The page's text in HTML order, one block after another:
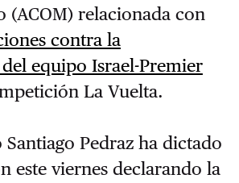
(ACOM) relacionada con
contra la
equipo Israel-Premier
La Vuelta.
Pedraz ha dictado
este viernes declarando la